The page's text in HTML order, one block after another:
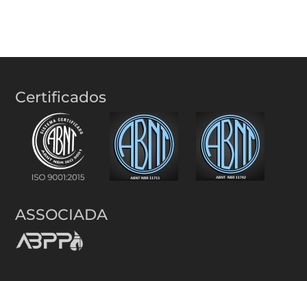
Certificados
ASSOCIADA